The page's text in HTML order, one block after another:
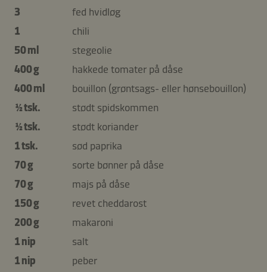
3
fed hvidløg
1
chili
50 ml
stegeolie
400 g
hakkede tomater på dåse
400 ml
bouillon (grøntsags- eller hønsebouillon)
½ tsk.
stødt spidskommen
½ tsk.
stødt koriander
1 tsk.
sød paprika
70 g
sorte bønner på dåse
70 g
majs på dåse
150 g
revet cheddarost
200 g
makaroni
1 nip
salt
1 nip
peber